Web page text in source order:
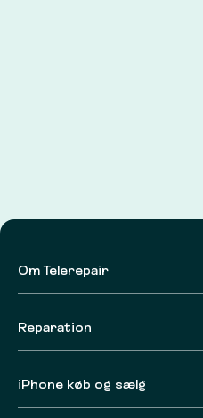
Om Telerepair
Reparation
iPhone køb og sælg